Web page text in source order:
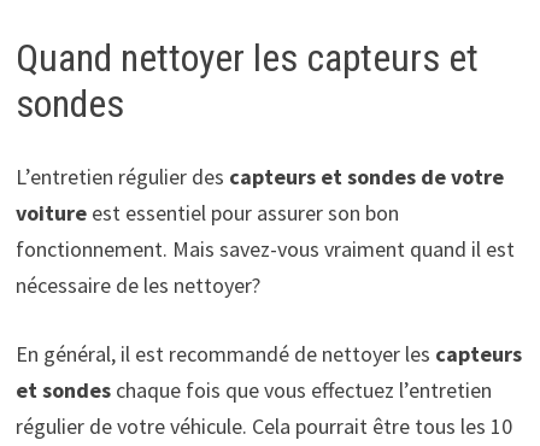
Quand nettoyer les capteurs et
sondes
L’entretien régulier des capteurs et sondes de votre
voitureest essentiel pour assurer son bon
fonctionnement. Mais savez-vous vraiment quand il est
nécessaire de les nettoyer?
En général, il est recommandé de nettoyer les capteurs
et sondeschaque fois que vous effectuez l’entretien
régulier de votre véhicule. Cela pourrait être tous les 10